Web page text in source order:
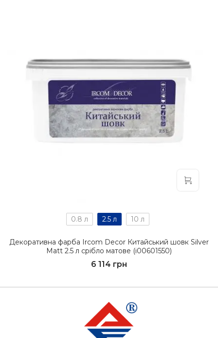
0.8 л 2.5 л 10 л
Декоративна фарба Ircom Decor Китайський шовк Silver
Matt 2.5 л срібло матове (i00601550)
6 114 грн